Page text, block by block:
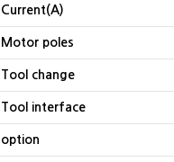
Current(A)
Motor poles
Tool change
Tool interface
option